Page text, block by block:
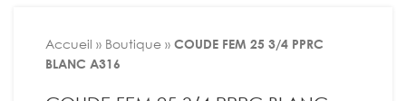
Accueil » Boutique » COUDE FEM 25 3/4 PPRC
BLANC A316